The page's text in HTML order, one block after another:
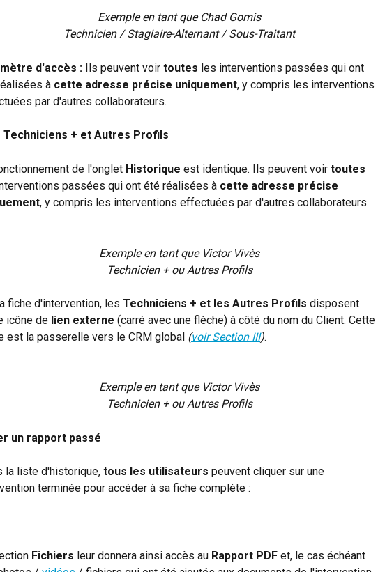
Exemple en tant que Chad Gomis
Technicien / Stagiaire-Alternant / Sous-Traitant
d'accès : Ils peuvent voir toutes les interventions passées qui ont
à cette adresse précise uniquement, y compris les interventions
par d'autres collaborateurs.
Techniciens + et Autres Profils
de l'onglet Historique est identique. Ils peuvent voir toutes
passées qui ont été réalisées à cette adresse précise
, y compris les interventions effectuées par d'autres collaborateurs.
Exemple en tant que Victor Vivès
Technicien + ou Autres Profils
fiche d'intervention, les Techniciens + et les Autres Profils disposent
icône de lien externe (carré avec une flèche) à côté du nom du Client. Cette
est la passerelle vers le CRM global (voir Section III).
Exemple en tant que Victor Vivès
Technicien + ou Autres Profils
un rapport passé
la liste d'historique, tous les utilisateurs peuvent cliquer sur une
terminée pour accéder à sa fiche complète :
Fichiers leur donnera ainsi accès au Rapport PDF et, le cas échéant